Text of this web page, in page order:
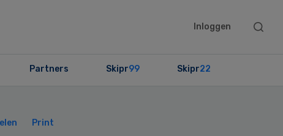
Inloggen
Search
Partners Skipr99 Skipr22
Print